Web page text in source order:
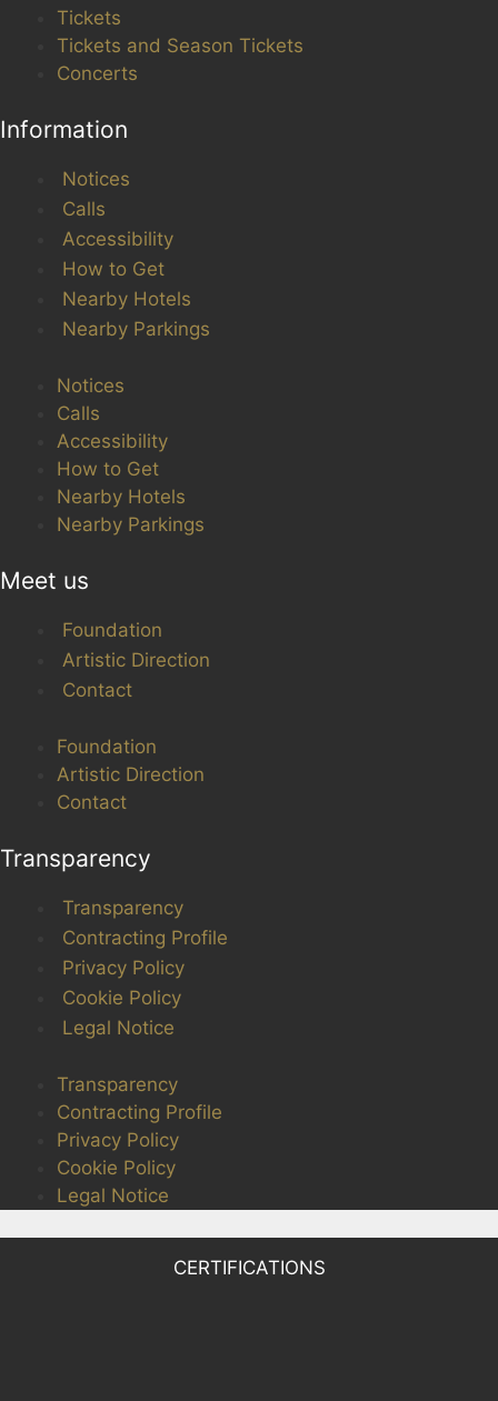
Tickets
Tickets and Season Tickets
Concerts
Information
Notices
Calls
Accessibility
How to Get
Nearby Hotels
Nearby Parkings
Notices
Calls
Accessibility
How to Get
Nearby Hotels
Nearby Parkings
Meet us
Foundation
Artistic Direction
Contact
Foundation
Artistic Direction
Contact
Transparency
Transparency
Contracting Profile
Privacy Policy
Cookie Policy
Legal Notice
Transparency
Contracting Profile
Privacy Policy
Cookie Policy
Legal Notice
CERTIFICATIONS